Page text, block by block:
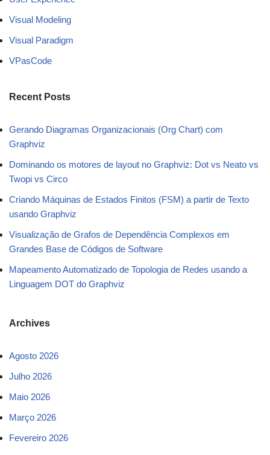
Visual Modeling
Visual Paradigm
VPasCode
Recent Posts
Gerando Diagramas Organizacionais (Org Chart) com
Graphviz
Dominando os motores de layout no Graphviz: Dot vs Neato vs
Twopi vs Circo
Criando Máquinas de Estados Finitos (FSM) a partir de Texto
usando Graphviz
Visualização de Grafos de Dependência Complexos em
Grandes Base de Códigos de Software
Mapeamento Automatizado de Topologia de Redes usando a
Linguagem DOT do Graphviz
Archives
Agosto 2026
Julho 2026
Maio 2026
Março 2026
Fevereiro 2026